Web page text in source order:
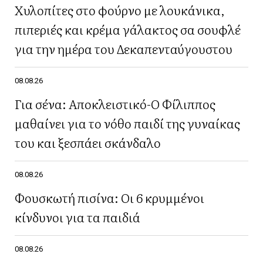
Χυλοπίτες στο φούρνο με λουκάνικα,
πιπεριές και κρέμα γάλακτος σα σουφλέ
για την ημέρα του Δεκαπενταύγουστου
08.08.26
Για σένα: Αποκλειστικό-Ο Φίλιππος
μαθαίνει για το νόθο παιδί της γυναίκας
του και ξεσπάει σκάνδαλο
08.08.26
Φουσκωτή πισίνα: Οι 6 κρυμμένοι
κίνδυνοι για τα παιδιά
08.08.26